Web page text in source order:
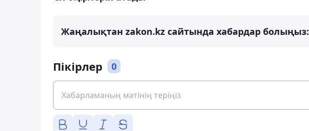
Жаңалықтан zakon.kz сайтында хабардар болыңыз:
Пікірлер 0